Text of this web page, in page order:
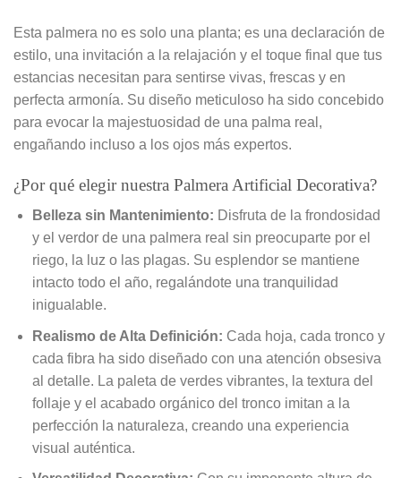
Esta palmera no es solo una planta; es una declaración de
estilo, una invitación a la relajación y el toque final que tus
estancias necesitan para sentirse vivas, frescas y en
perfecta armonía. Su diseño meticuloso ha sido concebido
para evocar la majestuosidad de una palma real,
engañando incluso a los ojos más expertos.
¿Por qué elegir nuestra Palmera Artificial Decorativa?
Belleza sin Mantenimiento: Disfruta de la frondosidad
y el verdor de una palmera real sin preocuparte por el
riego, la luz o las plagas. Su esplendor se mantiene
intacto todo el año, regalándote una tranquilidad
inigualable.
Realismo de Alta Definición: Cada hoja, cada tronco y
cada fibra ha sido diseñado con una atención obsesiva
al detalle. La paleta de verdes vibrantes, la textura del
follaje y el acabado orgánico del tronco imitan a la
perfección la naturaleza, creando una experiencia
visual auténtica.